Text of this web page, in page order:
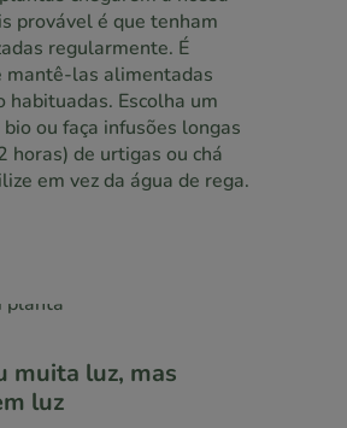
provável é que tenham
regularmente. É
mantê-las alimentadas
habituadas. Escolha um
ou faça infusões longas
horas) de urtigas ou chá
em vez da água de rega.
muita luz, mas
luz